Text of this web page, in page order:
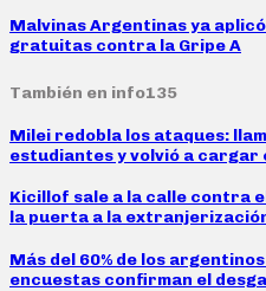
Malvinas Argentinas ya
gratuitas contra la Gripe A
También en info135
Milei redobla los ataques:
estudiantes y volvió a
Kicillof sale a la calle contra
la puerta a la
Más del 60% de los
encuestas confirman el